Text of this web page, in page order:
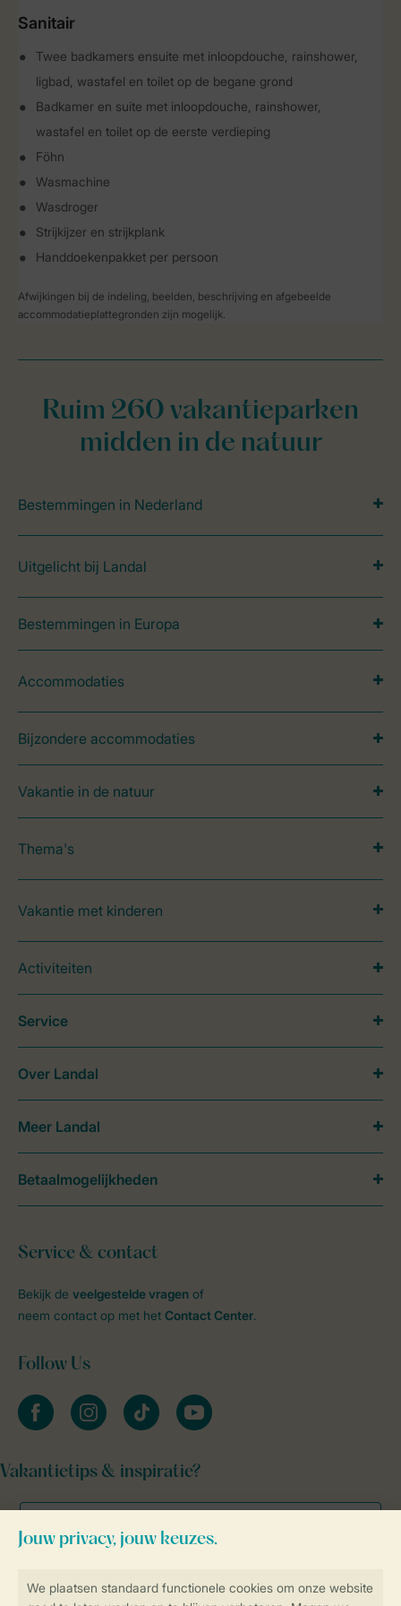
Sanitair
Twee badkamers ensuite met inloopdouche, rainshower,
ligbad, wastafel en toilet op de begane grond
Badkamer en suite met inloopdouche, rainshower,
wastafel en toilet op de eerste verdieping
Föhn
Wasmachine
Wasdroger
Strijkijzer en strijkplank
Handdoekenpakket per persoon
Afwijkingen bij de indeling, beelden, beschrijving en afgebeelde
accommodatieplattegronden zijn mogelijk.
Ruim 260 vakantieparken
midden in de natuur
Bestemmingen in Nederland
Uitgelicht bij Landal
Bestemmingen in Europa
Accommodaties
Bijzondere accommodaties
Vakantie in de natuur
Thema's
Vakantie met kinderen
Activiteiten
Service & contact
Bekijk de veelgestelde vragen of
neem contact op met het Contact Center.
Follow Us
facebookinstagramtiktok youtube
Vakantietips & inspiratie?
Service
Over Landal
Meer Landal
Betaalmogelijkheden